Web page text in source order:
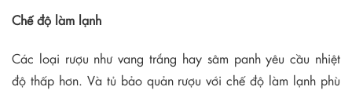
Chế độ làm lạnh
Các loại rượu như vang trắng hay sâm panh yêu cầu nhiệt
độ thấp hơn. Và tủ bảo quản rượu với chế độ làm lạnh phù